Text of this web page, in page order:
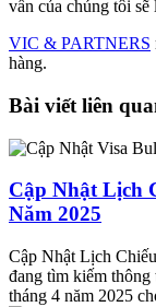
vấn của chúng tôi
VIC & PARTNERS
hàng.
Bài viết liên
Cập Nhật Lịch
Năm 2025
Cập Nhật Lịch
đang tìm kiếm
tháng 4 năm 2025